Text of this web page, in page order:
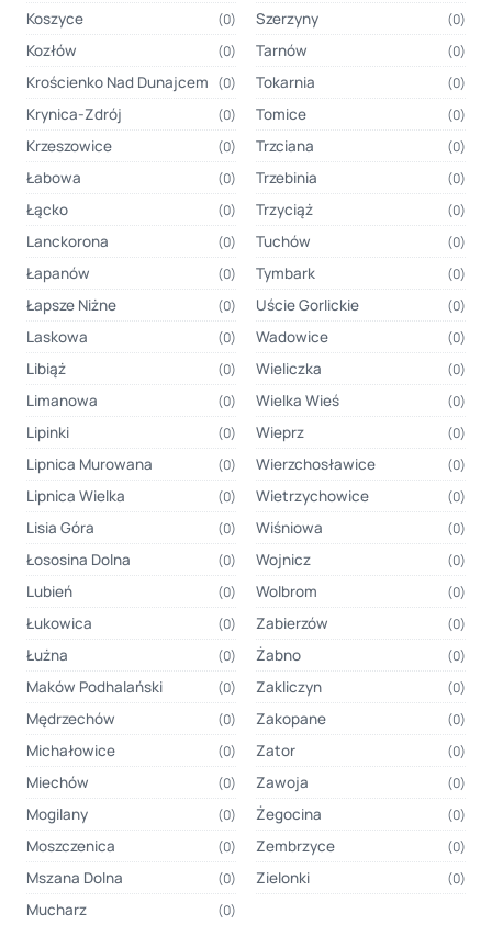
Koszyce (0)
Kozłów (0)
Krościenko Nad Dunajcem (0)
Krynica-Zdrój (0)
Krzeszowice (0)
Łabowa (0)
Łącko (0)
Lanckorona (0)
Łapanów (0)
Łapsze Niżne (0)
Laskowa (0)
Libiąż (0)
Limanowa (0)
Lipinki (0)
Lipnica Murowana (0)
Lipnica Wielka (0)
Lisia Góra (0)
Łososina Dolna (0)
Lubień (0)
Łukowica (0)
Łużna (0)
Maków Podhalański (0)
Mędrzechów (0)
Michałowice (0)
Miechów (0)
Mogilany (0)
Moszczenica (0)
Mszana Dolna (0)
Mucharz (0)
Szerzyny (0)
Tarnów (0)
Tokarnia (0)
Tomice (0)
Trzciana (0)
Trzebinia (0)
Trzyciąż (0)
Tuchów (0)
Tymbark (0)
Uście Gorlickie (0)
Wadowice (0)
Wieliczka (0)
Wielka Wieś (0)
Wieprz (0)
Wierzchosławice (0)
Wietrzychowice (0)
Wiśniowa (0)
Wojnicz (0)
Wolbrom (0)
Zabierzów (0)
Żabno (0)
Zakliczyn (0)
Zakopane (0)
Zator (0)
Zawoja (0)
Żegocina (0)
Zembrzyce (0)
Zielonki (0)